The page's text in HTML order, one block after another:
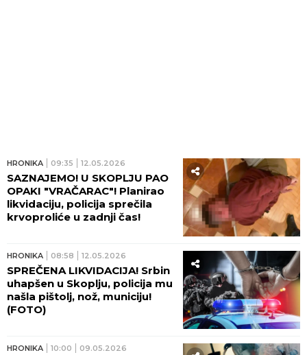
HRONIKA 09:35 12.05.2026
SAZNAJEMO! U SKOPLJU PAO
OPAKI "VRAČARAC"! Planirao
likvidaciju, policija sprečila
krvoproliće u zadnji čas!
HRONIKA 08:58 12.05.2026
SPREČENA LIKVIDACIJA! Srbin
uhapšen u Skoplju, policija mu
našla pištolj, nož, municiju!
(FOTO)
HRONIKA 10:00 09.05.2026